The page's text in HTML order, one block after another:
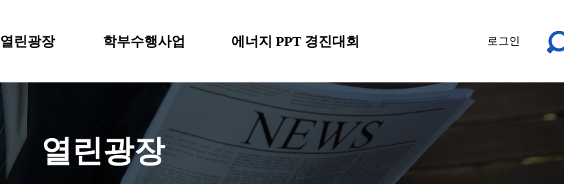
열린광장 학부수행사업 에너지 PPT 경진대회 로그인
열린광장